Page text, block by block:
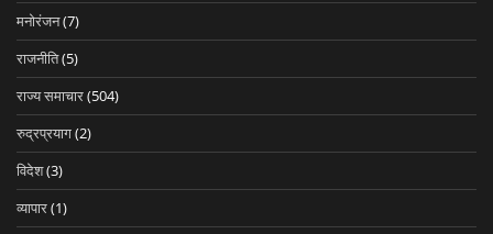
मनोरंजन(7)
राजनीति(5)
राज्य समाचार(504)
रुद्रप्रयाग(2)
विदेश(3)
व्यापार(1)